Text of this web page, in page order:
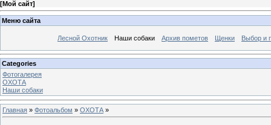
[Мой сайт]
Меню сайта
Лесной Охотник Наши собаки Архив пометов Щенки Выбор и
Categories
Фотогалерея
ОХОТА
Наши собаки
Главная » Фотоальбом » ОХОТА »